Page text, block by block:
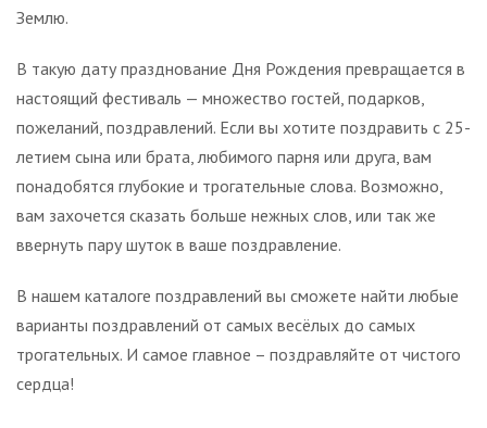
Землю.
В такую дату празднование Дня Рождения превращается в
настоящий фестиваль — множество гостей, подарков,
пожеланий, поздравлений. Если вы хотите поздравить с 25-
летием сына или брата, любимого парня или друга, вам
понадобятся глубокие и трогательные слова. Возможно,
вам захочется сказать больше нежных слов, или так же
ввернуть пару шуток в ваше поздравление.
В нашем каталоге поздравлений вы сможете найти любые
варианты поздравлений от самых весёлых до самых
трогательных. И самое главное – поздравляйте от чистого
сердца!